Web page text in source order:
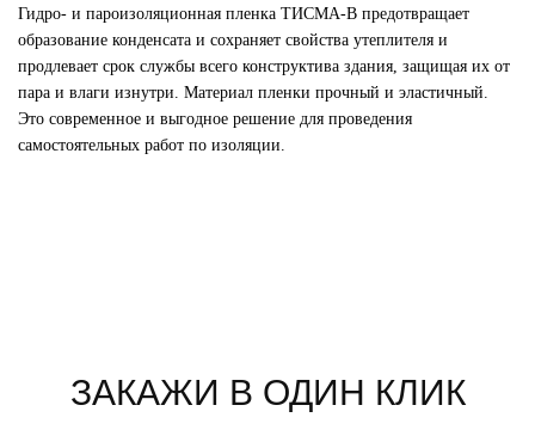
Гидро- и пароизоляционная пленка ТИСМА-В предотвращает
образование конденсата и сохраняет свойства утеплителя и
продлевает срок службы всего конструктива здания, защищая их от
пара и влаги изнутри. Материал пленки прочный и эластичный.
Это современное и выгодное решение для проведения
самостоятельных работ по изоляции.
ЗАКАЖИ В ОДИН КЛИК